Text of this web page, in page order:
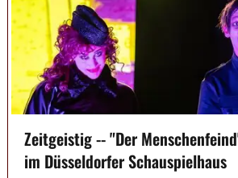
Zeitgeistig -- "Der
im Düsseldorfer Schauspielhaus